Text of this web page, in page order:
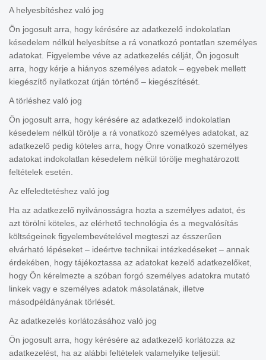
A helyesbítéshez való jog
Ön jogosult arra, hogy kérésére az adatkezelő indokolatlan
késedelem nélkül helyesbítse a rá vonatkozó pontatlan személyes
adatokat. Figyelembe véve az adatkezelés célját, Ön jogosult
arra, hogy kérje a hiányos személyes adatok – egyebek mellett
kiegészítő nyilatkozat útján történő – kiegészítését.
A törléshez való jog
Ön jogosult arra, hogy kérésére az adatkezelő indokolatlan
késedelem nélkül törölje a rá vonatkozó személyes adatokat, az
adatkezelő pedig köteles arra, hogy Önre vonatkozó személyes
adatokat indokolatlan késedelem nélkül törölje meghatározott
feltételek esetén.
Az elfeledtetéshez való jog
Ha az adatkezelő nyilvánosságra hozta a személyes adatot, és
azt törölni köteles, az elérhető technológia és a megvalósítás
költségeinek figyelembevételével megteszi az ésszerűen
elvárható lépéseket – ideértve technikai intézkedéseket – annak
érdekében, hogy tájékoztassa az adatokat kezelő adatkezelőket,
hogy Ön kérelmezte a szóban forgó személyes adatokra mutató
linkek vagy e személyes adatok másolatának, illetve
másodpéldányának törlését.
Az adatkezelés korlátozásához való jog
Ön jogosult arra, hogy kérésére az adatkezelő korlátozza az
adatkezelést, ha az alábbi feltételek valamelyike teljesül: